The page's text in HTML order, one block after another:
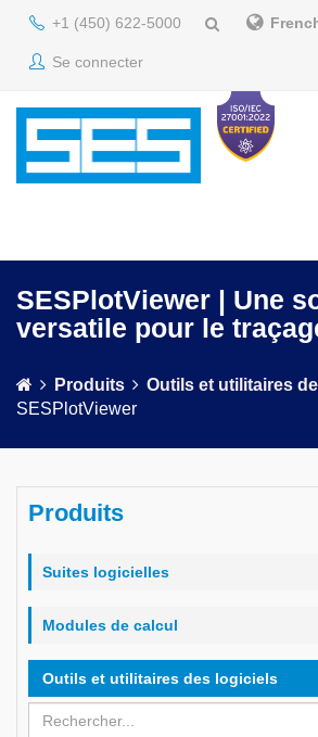
+1 (450) 622-5000
Se connecter
SESPlotViewer | Une
versatile pour le
Produits
Outils et utilitaires
SESPlotViewer
Produits
Suites logicielles
Modules de calcul
Outils et utilitaires des logiciels